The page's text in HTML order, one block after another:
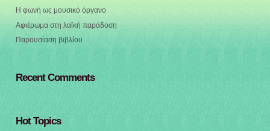
Η φωνή ως μουσικό όργανο
Αφιέρωμα στη λαϊκή παράδοση
Παρουσίαση βιβλίου
Recent Comments
Hot Topics